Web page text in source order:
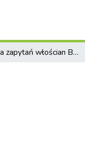
Punkta zapytań włościan Braszewickich do sledztwa